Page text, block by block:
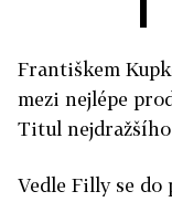
Františkem
mezi nejlépe
Titul
Vedle Filly se